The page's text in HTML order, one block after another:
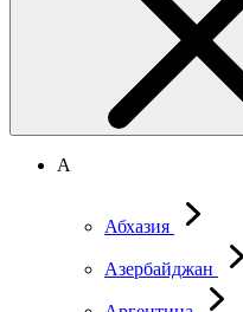
А
Абхазия
Азербайджан